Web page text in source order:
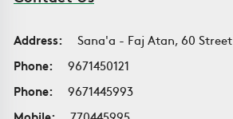
Address:
Sana'a - Faj Atan, 60 Street
Phone:
9671450121
Phone:
9671445993